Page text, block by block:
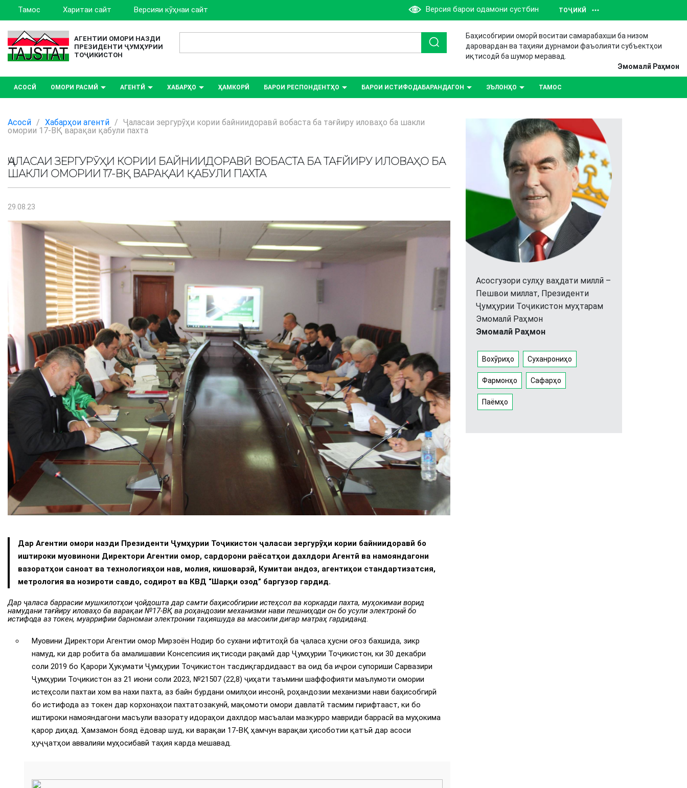
Тамос Харитаи сайт Версияи кӯҳнаи сайт Версия барои одамони сустбин ТОҶИКӢ
АГЕНТИИ ОМОРИ НАЗДИ
ПРЕЗИДЕНТИ ҶУМҲУРИИ
ТОҶИКИСТОН
Баҳисобгирии оморӣ воситаи самарабахши ба низом
даровардан ва таҳияи дурнамои фаъолияти субъектҳои
иқтисодӣ ба шумор меравад.
Эмомалӣ Раҳмон
АСОСӢ ОМОРИ РАСМӢ АГЕНТӢ ХАБАРҲО ҲАМКОРӢ БАРОИ РЕСПОНДЕНТҲО БАРОИ ИСТИФОДАБАРАНДАГОН ЭЪЛОНҲО ТАМОС
Асосӣ / Хабарҳои агентӣ / Ҷаласаи зергурӯҳи кории байниидоравӣ вобаста ба тағйиру иловаҳо ба шакли
омории 17-ВҚ варақаи қабули пахта
ҶАЛАСАИ ЗЕРГУРӮҲИ КОРИИ БАЙНИИДОРАВӢ ВОБАСТА БА ТАҒЙИРУ ИЛОВАҲО БА
ШАКЛИ ОМОРИИ 17-ВҚ ВАРАҚАИ ҚАБУЛИ ПАХТА
29.08.23
Дар Агентии омори назди Президенти Ҷумҳурии Тоҷикистон ҷаласаи зергурӯҳи кории байниидоравӣ бо
иштироки муовинони Директори Агентии омор, сардорони раёсатҳои дахлдори Агентӣ ва намояндагони
вазоратҳои саноат ва технологияҳои нав, молия, кишоварзӣ, Кумитаи андоз, агентиҳои стандартизатсия,
метрология ва нозироти савдо, содирот ва КВД “Шарқи озод” баргузор гардид.
Дар ҷаласа баррасии мушкилотҳои ҷойдошта дар самти баҳисобгирии истеҳсол ва коркарди пахта, муҳокимаи ворид
намудани тағйиру иловаҳо ба варақаи №17-ВҚ ва роҳандозии механизми нави пешниҳоди он бо усули электронӣ бо
истифода аз токен, муаррифии барномаи электронии таҳияшуда ва масоили дигар матраҳ гардиданд.
Муовини Директори Агентии омор Мирзоён Нодир бо сухани ифтитоҳӣ ба ҷаласа ҳусни оғоз бахшида, зикр
намуд, ки дар робита ба амалишавии Консепсиия иқтисоди рақамӣ дар Ҷумҳурии Тоҷикистон, ки 30 декабри
соли 2019 бо Қарори Ҳукумати Ҷумҳурии Тоҷикистон тасдиқгардидааст ва оид ба иҷрои супориши Сарвазири
Ҷумҳурии Тоҷикистон аз 21 июни соли 2023, №21507 (22,8) ҷиҳати таъмини шаффофияти маълумоти омории
истеҳсоли пахтаи хом ва нахи пахта, аз байн бурдани омилҳои инсонӣ, роҳандозии механизми нави баҳисобгирӣ
бо истифода аз токен дар корхонаҳои пахтатозакунӣ, мақомоти омори давлатӣ тасмим гирифтааст, ки бо
иштироки намояндагони масъули вазорату идораҳои дахлдор масъалаи мазкурро мавриди баррасӣ ва муҳокима
қарор диҳад. Ҳамзамон бояд ёдовар шуд, ки варақаи 17-ВҚ ҳамчун варақаи ҳисоботии қатъӣ дар асоси
ҳуҷҷатҳои аввалияи муҳосибавӣ таҳия карда мешавад.
Асосгузори сулҳу ваҳдати миллӣ –
Пешвои миллат, Президенти
Ҷумҳурии Тоҷикистон муҳтарам
Эмомалӣ Раҳмон
Эмомалӣ Раҳмон
Вохӯриҳо Суханрониҳо
Фармонҳо Сафарҳо
Паёмҳо